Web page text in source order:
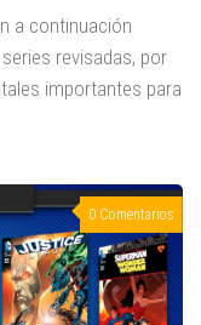
a continuación
revisadas, por
importantes para
0 Comentarios